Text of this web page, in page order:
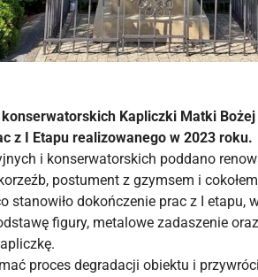
Kapliczki Matki
z I Etapu realizowanego w 2023 roku.
i konserwatorskich poddano
postument z gzymsem i
stanowiło dokończenie prac z I etapu,
figury, metalowe zadaszenie
proces degradacji obiektu i